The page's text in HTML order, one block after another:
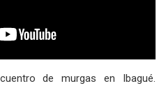
de murgas en Ibagué.